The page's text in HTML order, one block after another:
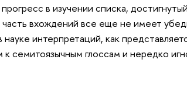
в изучении списка,
часть вхождений все еще не имеет
интерпретаций, как
семитоязычным глоссам и нередко